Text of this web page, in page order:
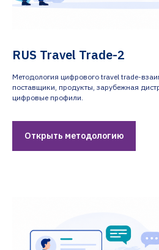
RUS Travel Trade-2
Методология цифрового travel trade-
поставщики, продукты, зарубежная
цифровые профили.
Открыть методологию